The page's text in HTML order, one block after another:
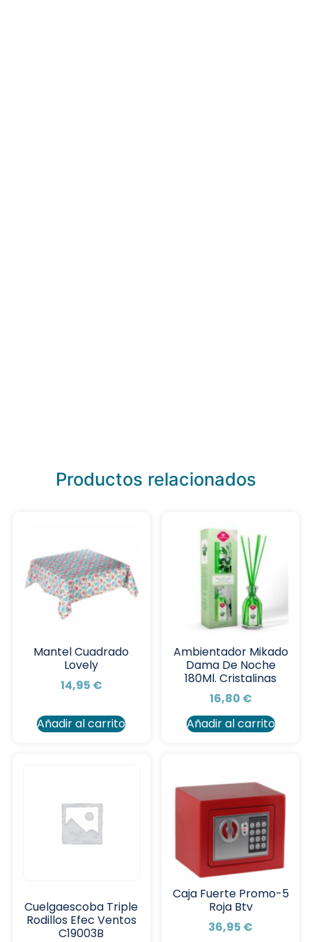
Productos relacionados
Mantel Cuadrado
Lovely
14,95 €
Añadir al carrito
Ambientador Mikado
Dama De Noche
180Ml. Cristalinas
16,80 €
Añadir al carrito
Cuelgaescoba Triple
Rodillos Efec Ventos
C19003B
Caja Fuerte Promo-5
Roja Btv
36,95 €